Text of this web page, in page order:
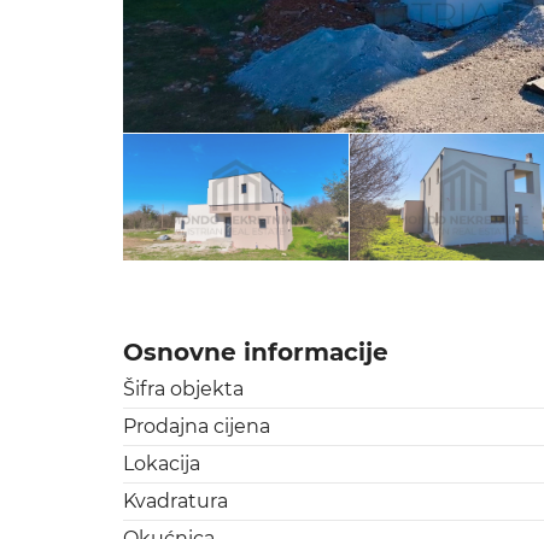
Osnovne informacije
Šifra objekta
Prodajna cijena
Lokacija
Kvadratura